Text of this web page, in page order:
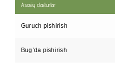
Asosiy dasturlar
Guruch pishirish
Bug’da pishirish